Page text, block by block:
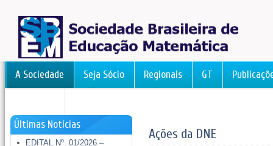
A Sociedade Seja Sócio Regionais GT
Últimas Notícias
EDITAL Nº. 01/2026 –
Ações da DNE